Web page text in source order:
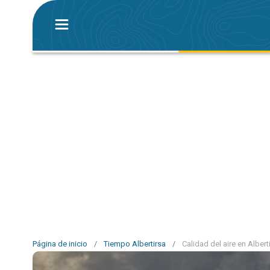
Página de inicio / Tiempo Albertirsa / Calidad del aire en